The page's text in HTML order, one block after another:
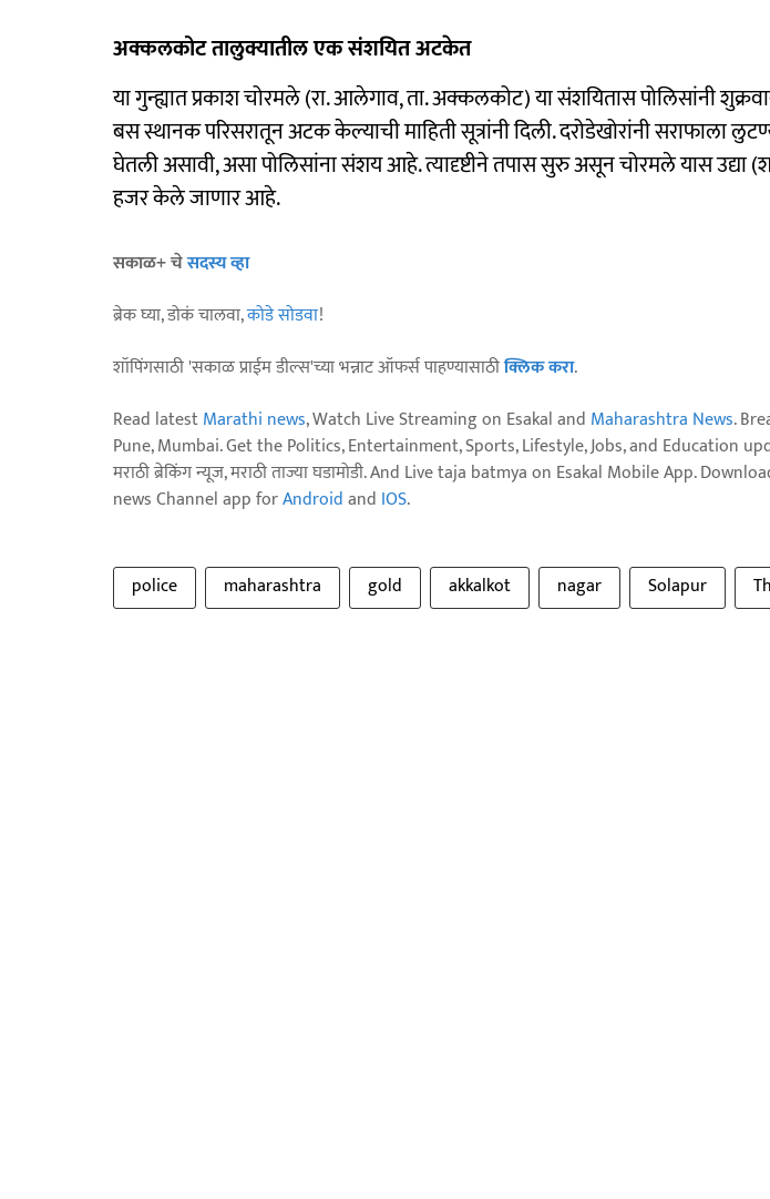
अक्कलकोट तालुक्यातील एक संशयित अटकेत
या गुन्ह्यात प्रकाश चोरमले (रा. आलेगाव, ता. अक्कलकोट) या संशयितास पोलिसांनी
बस स्थानक परिसरातून अटक केल्याची माहिती सूत्रांनी दिली. दरोडेखोरांनी सराफाला
घेतली असावी, असा पोलिसांना संशय आहे. त्यादृष्टीने तपास सुरु असून चोरमले यास उद्या
हजर केले जाणार आहे.
सकाळ+ चेसदस्य व्हा
ब्रेक घ्या, डोकं चालवा,कोडे सोडवा!
शॉपिंगसाठी 'सकाळ प्राईम डील्स'च्या भन्नाट ऑफर्स पाहण्यासाठीक्लिक करा.
Read latestMarathi news, Watch Live Streaming on Esakal and Maharashtra News.
Pune, Mumbai. Get the Politics, Entertainment, Sports, Lifestyle, Jobs, and Education
मराठी ब्रेकिंग न्यूज, मराठी ताज्या घडामोडी. And Live taja batmya on Esakal Mobile App.
news Channel app forAndroidand IOS.
police maharashtra gold akkalkot nagar Solapur